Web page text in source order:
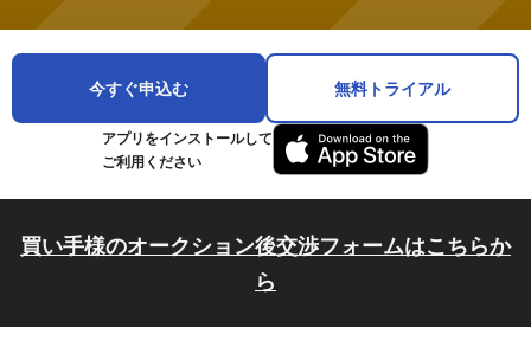
今すぐ申込む 無料トライアル
アプリをインストールして
ご利用ください
買い手様のオークション後交渉フォームはこちらか
ら